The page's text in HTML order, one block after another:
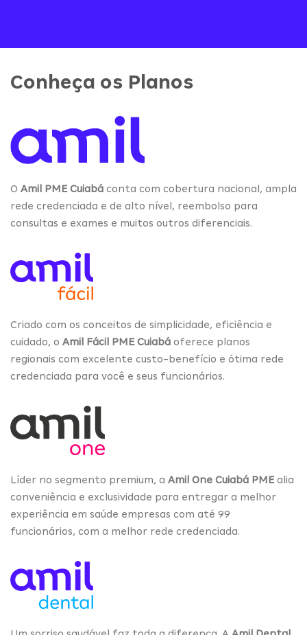
Conheça os Planos
O Amil PME Cuiabá conta com cobertura nacional, ampla
rede credenciada e de alto nível, reembolso para
consultas e exames e muitos outros diferenciais.
Criado com os conceitos de simplicidade, eficiência e
cuidado, o Amil Fácil PME Cuiabá oferece planos
regionais com excelente custo-benefício e ótima rede
credenciada para você e seus funcionários.
Líder no segmento premium, a Amil One Cuiabá PMEalia
conveniência e exclusividade para entregar a melhor
experiência em saúde empresas com até 99
funcionários, com a melhor rede credenciada.